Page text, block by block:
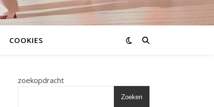
COOKIES
zoekopdracht
Zoeken